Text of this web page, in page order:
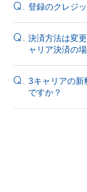
Q. 登録のクレジ
Q. 決済方法は変
ャリア決済の場
Q. 3キャリアの新
ですか？